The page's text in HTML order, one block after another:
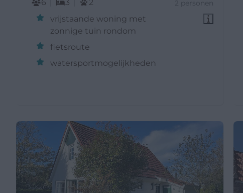
2 personen
6
3
2
vrijstaande woning met
zonnige tuin rondom
fietsroute
watersportmogelijkheden